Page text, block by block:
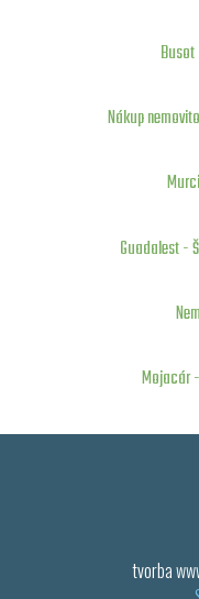
Nákup
Guadalest -
Mojacár
tvorba